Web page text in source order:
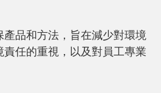
品和方法，旨在減少對環境
任的重視，以及對員工專業